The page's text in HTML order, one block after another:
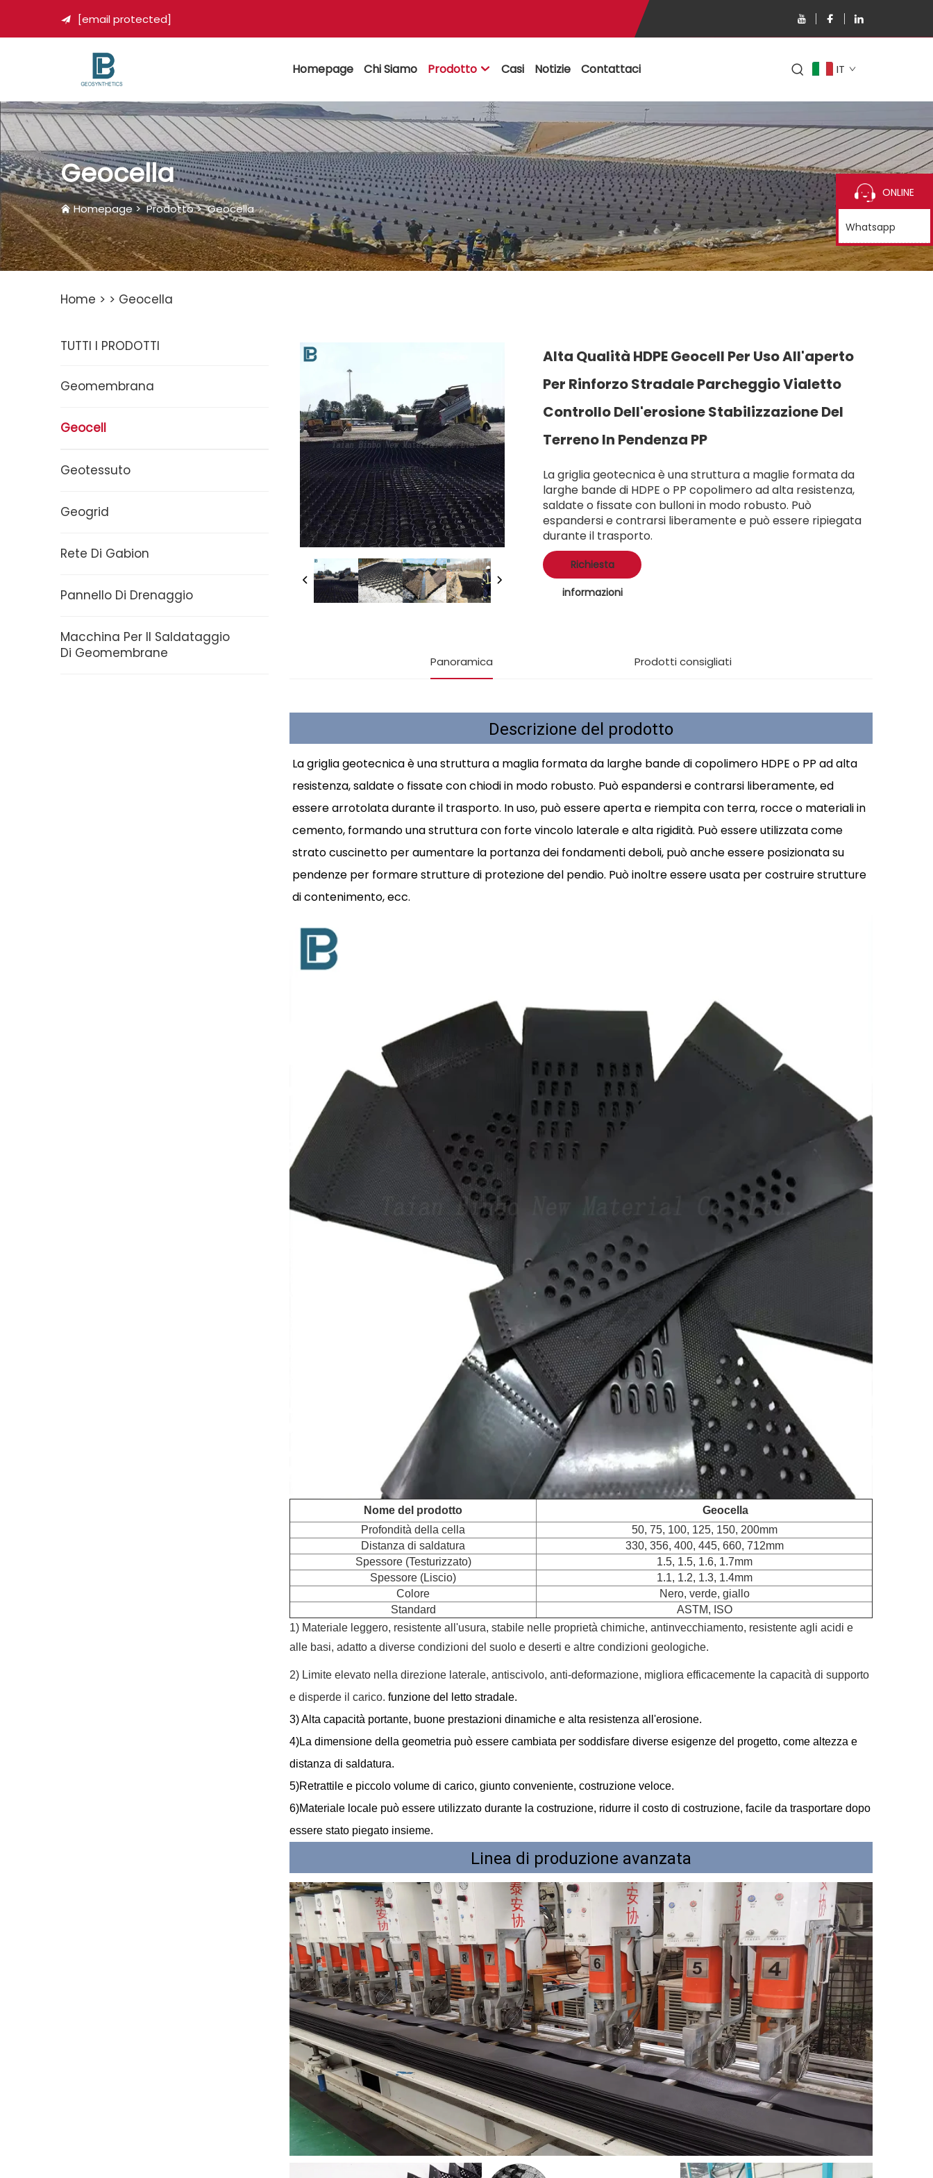
 [email protected]
Homepage Chi Siamo Prodotto  Casi Notizie Contattaci IT
Geocella
Homepage >Prodotto>Geocella
Home > > Geocella
TUTTI I PRODOTTI
Geomembrana
Geocell
Geotessuto
Geogrid
Rete Di Gabion
Pannello Di Drenaggio
Macchina Per Il Saldataggio
Di Geomembrane
Alta Qualità HDPE Geocell Per Uso All'aperto
Per Rinforzo Stradale Parcheggio Vialetto
Controllo Dell'erosione Stabilizzazione Del
Terreno In Pendenza PP
La griglia geotecnica è una struttura a maglie formata da
larghe bande di HDPE o PP copolimero ad alta resistenza,
saldate o fissate con bulloni in modo robusto. Può
espandersi e contrarsi liberamente e può essere ripiegata
durante il trasporto.
Richiesta
informazioni
Panoramica Prodotti consigliati
Descrizione del prodotto
La griglia geotecnica è una struttura a maglia formata da larghe bande di copolimero HDPE o PP ad alta
resistenza, saldate o fissate con chiodi in modo robusto. Può espandersi e contrarsi liberamente, ed
essere arrotolata durante il trasporto. In uso, può essere aperta e riempita con terra, rocce o materiali in
cemento, formando una struttura con forte vincolo laterale e alta rigidità. Può essere utilizzata come
strato cuscinetto per aumentare la portanza dei fondamenti deboli, può anche essere posizionata su
pendenze per formare strutture di protezione del pendio. Può inoltre essere usata per costruire strutture
di contenimento, ecc.
Nome del prodotto
Geocella
Profondità della cella
50, 75, 100, 125, 150, 200mm
Distanza di saldatura
330, 356, 400, 445, 660, 712mm
Spessore (Testurizzato)
1.5, 1.5, 1.6, 1.7mm
Spessore (Liscio)
1.1, 1.2, 1.3, 1.4mm
Colore
Nero, verde, giallo
Standard
ASTM, ISO
1) Materiale leggero, resistente all'usura, stabile nelle proprietà chimiche, antinvecchiamento, resistente agli acidi e
alle basi, adatto a diverse condizioni del suolo e deserti e altre condizioni geologiche.
2) Limite elevato nella direzione laterale, antiscivolo, anti-deformazione, migliora efficacemente la capacità di supporto
e disperde il carico. funzione del letto stradale.
3) Alta capacità portante, buone prestazioni dinamiche e alta resistenza all'erosione.
4)La dimensione della geometria può essere cambiata per soddisfare diverse esigenze del progetto, come altezza e
distanza di saldatura.
5)Retrattile e piccolo volume di carico, giunto conveniente, costruzione veloce.
6)Materiale locale può essere utilizzato durante la costruzione, ridurre il costo di costruzione, facile da trasportare dopo
essere stato piegato insieme.
Linea di produzione avanzata
ONLINE
Whatsapp